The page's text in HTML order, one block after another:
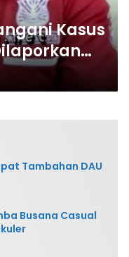
Kasus
Tambahan DAU
Busana Casual